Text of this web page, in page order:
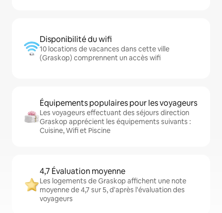
Disponibilité du wifi
10 locations de vacances dans cette ville
(Graskop) comprennent un accès wifi
Équipements populaires pour les voyageurs
Les voyageurs effectuant des séjours direction
Graskop apprécient les équipements suivants :
Cuisine, Wifi et Piscine
4,7 Évaluation moyenne
Les logements de Graskop affichent une note
moyenne de 4,7 sur 5, d'après l'évaluation des
voyageurs